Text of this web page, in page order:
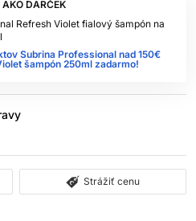
DARČEK
Refresh Violet fialový šampón na
Subrina Professional nad 150€
šampón 250ml zadarmo!
Strážiť cenu